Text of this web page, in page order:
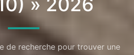
de recherche pour trouver une